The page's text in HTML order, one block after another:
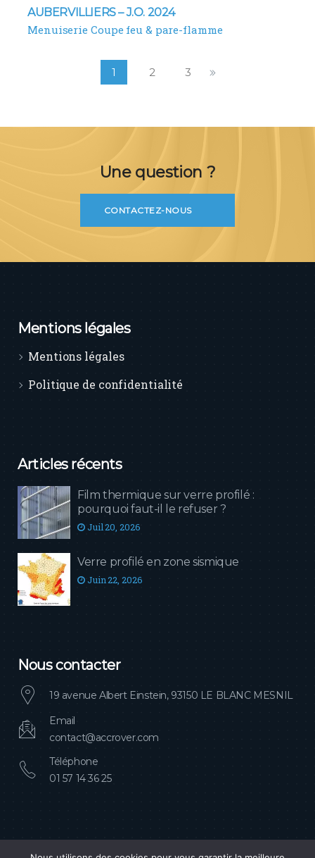
AUBERVILLIERS – J.O. 2024
Menuiserie Coupe feu & pare-flamme
1 2 3
Une question ?
CONTACTEZ-NOUS
Mentions légales
Mentions légales
Politique de confidentialité
Articles récents
Film thermique sur verre profilé :
pourquoi faut-il le refuser ?
Juil 20, 2026
Verre profilé en zone sismique
Juin 22, 2026
Nous contacter
19 avenue Albert Einstein, 93150 LE BLANC MESNIL
Email
contact@accrover.com
Téléphone
01 57 14 36 25